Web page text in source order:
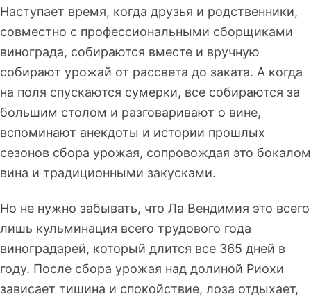
Наступает время, когда друзья и родственники,
совместно с профессиональными сборщиками
винограда, собираются вместе и вручную
собирают урожай от рассвета до заката. А когда
на поля спускаются сумерки, все собираются за
большим столом и разговаривают о вине,
вспоминают анекдоты и истории прошлых
сезонов сбора урожая, сопровождая это бокалом
вина и традиционными закусками.
Но не нужно забывать, что Ла Вендимия это всего
лишь кульминация всего трудового года
виноградарей, который длится все 365 дней в
году. После сбора урожая над долиной Риохи
зависает тишина и спокойствие, лоза отдыхает,